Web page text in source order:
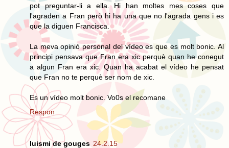
pot preguntar-li a ella. Hi han moltes mes coses que
l'agraden a Fran però hi ha una que no l'agrada gens i es
que la diguen Francisca.
La meva opinió personal del vídeo es que es molt bonic. Al
principi pensava que Fran era xic perquè quan he conegut
a algun Fran era xic. Quan ha acabat el vídeo he pensat
que Fran no te perquè ser nom de xic.
Es un vídeo molt bonic. Vo0s el recomane
Respon
luismi de gouges 24.2.15